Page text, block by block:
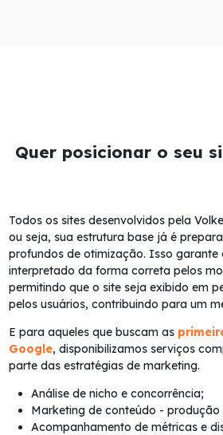
Quer posicionar o seu
Todos os sites desenvolvidos pela
ou seja, sua estrutura base já é
profundos de otimização. Isso garante
interpretado da forma correta pelos
permitindo que o site seja exibido em
pelos usuários, contribuindo para um
E para aqueles que buscam as
Google, disponibilizamos serviços
parte das estratégias de marketing.
Análise de nicho e concorrência;
Marketing de conteúdo -
Acompanhamento de métricas e